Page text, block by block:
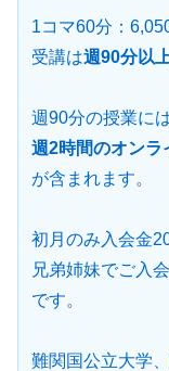
1コマ60分：
受講は週90分以
週90分の授業には
週2時間のオンラ
が含まれます。
初月のみ入会金
兄弟姉妹でご入
です。
難関国公立大学